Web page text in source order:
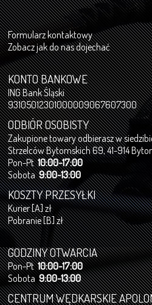
Formularz kontaktowy
Zobacz jak do nas dojechać
KONTO BANKOWE
ING Bank Śląski
93105012301000009067607300
ODBIÓR OSOBISTY
Zakupione towary odbierasz w
Strzelców Bytomskich 69, 41-914
Pon-Pt10:00-17:00
Sobota9:00-13:00
KOSZTY PRZESYŁKI
Kurier [A] zł
Pobranie [B] zł
GODZINY OTWARCIA
Pon-Pt10:00-17:00
Sobota9:00-13:00
CENTRUM WĘDKARSKIE